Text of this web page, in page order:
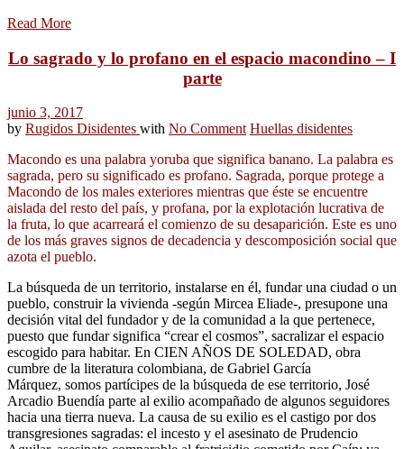
Read More
Lo sagrado y lo profano en el espacio macondino – I
parte
junio 3, 2017
by Rugidos Disidentes with No Comment Huellas disidentes
Macondo es una palabra yoruba que significa banano. La palabra es
sagrada, pero su significado es profano. Sagrada, porque protege a
Macondo de los males exteriores mientras que éste se encuentre
aislada del resto del país, y profana, por la explotación lucrativa de
la fruta, lo que acarreará el comienzo de su desaparición. Este es uno
de los más graves signos de decadencia y descomposición social que
azota el pueblo.
La búsqueda de un territorio, instalarse en él, fundar una ciudad o un
pueblo, construir la vivienda -según Mircea Eliade-, presupone una
decisión vital del fundador y de la comunidad a la que pertenece,
puesto que fundar significa “crear el cosmos”, sacralizar el espacio
escogido para habitar. En CIEN AÑOS DE SOLEDAD, obra
cumbre de la literatura colombiana, de Gabriel García
Márquez, somos partícipes de la búsqueda de ese territorio, José
Arcadio Buendía parte al exilio acompañado de algunos seguidores
hacia una tierra nueva. La causa de su exilio es el castigo por dos
transgresiones sagradas: el incesto y el asesinato de Prudencio